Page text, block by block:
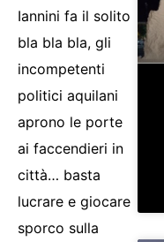
Iannini fa il solito
bla bla bla, gli
incompetenti
politici aquilani
aprono le porte
ai faccendieri in
città… basta
lucrare e giocare
sporco sulla